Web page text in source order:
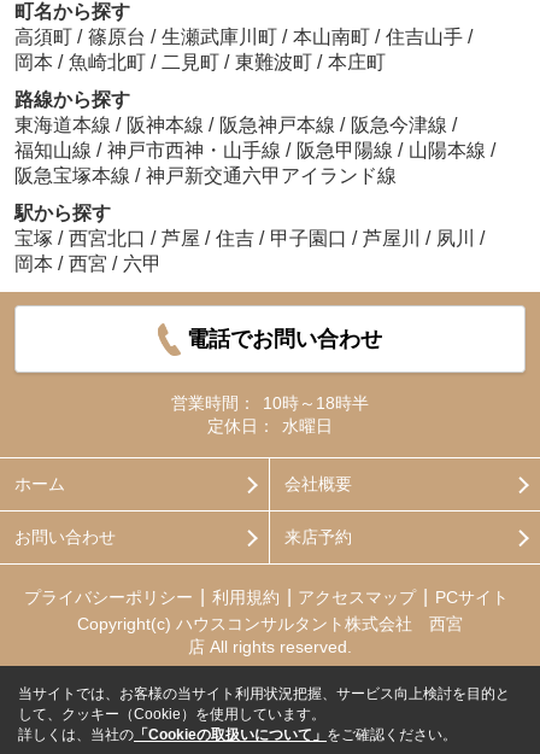
町名から探す
高須町 / 篠原台 / 生瀬武庫川町 / 本山南町 / 住吉山手 /
岡本 / 魚崎北町 / 二見町 / 東難波町 / 本庄町
路線から探す
東海道本線 / 阪神本線 / 阪急神戸本線 / 阪急今津線 /
福知山線 / 神戸市西神・山手線 / 阪急甲陽線 / 山陽本線 /
阪急宝塚本線 / 神戸新交通六甲アイランド線
駅から探す
宝塚 / 西宮北口 / 芦屋 / 住吉 / 甲子園口 / 芦屋川 / 夙川
/
岡本 / 西宮 / 六甲
電話でお問い合わせ
営業時間：
10時～18時半
定休日：
水曜日
ホーム 会社概要
お問い合わせ 来店予約
プライバシーポリシー 利用規約 アクセスマップ
PCサイト
Copyright(c) ハウスコンサルタント株式会社 西宮
店 All rights reserved.
当サイトでは、お客様の当サイト利用状況把握、サービス向上検討を目的と
して、クッキー（Cookie）を使用しています。
詳しくは、当社の 「Cookieの取扱いについて」 をご確認ください。